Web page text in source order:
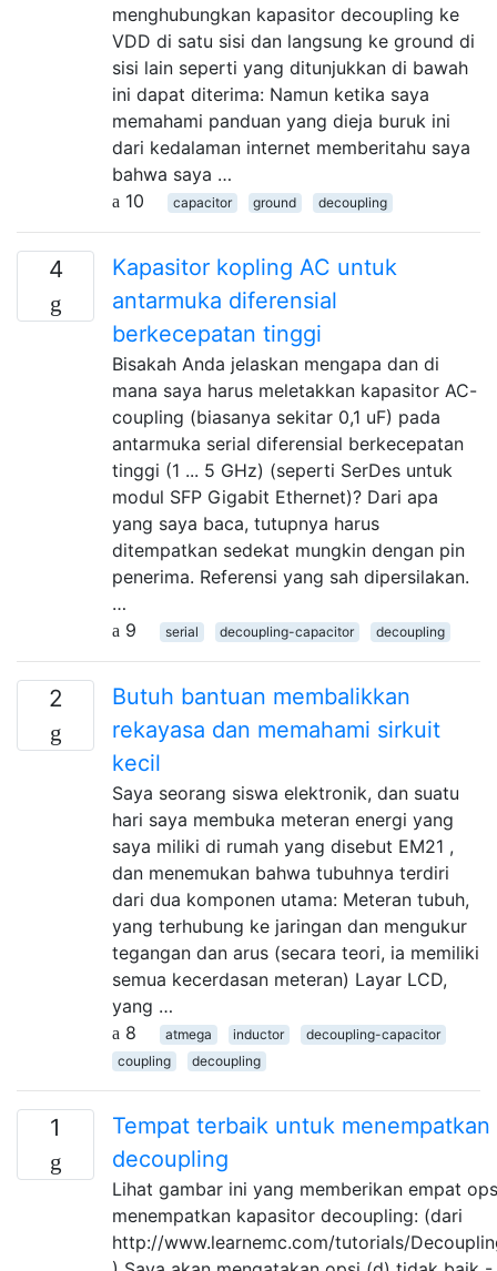
menghubungkan kapasitor decoupling ke
VDD di satu sisi dan langsung ke ground di
sisi lain seperti yang ditunjukkan di bawah
ini dapat diterima: Namun ketika saya
memahami panduan yang dieja buruk ini
dari kedalaman internet memberitahu saya
bahwa saya …
10
capacitor ground decoupling
4
Kapasitor kopling AC untuk
antarmuka diferensial
berkecepatan tinggi
Bisakah Anda jelaskan mengapa dan di
mana saya harus meletakkan kapasitor AC-
coupling (biasanya sekitar 0,1 uF) pada
antarmuka serial diferensial berkecepatan
tinggi (1 ... 5 GHz) (seperti SerDes untuk
modul SFP Gigabit Ethernet)? Dari apa
yang saya baca, tutupnya harus
ditempatkan sedekat mungkin dengan pin
penerima. Referensi yang sah dipersilakan.
…
9
serial decoupling-capacitor decoupling
2
Butuh bantuan membalikkan
rekayasa dan memahami sirkuit
kecil
Saya seorang siswa elektronik, dan suatu
hari saya membuka meteran energi yang
saya miliki di rumah yang disebut EM21 ,
dan menemukan bahwa tubuhnya terdiri
dari dua komponen utama: Meteran tubuh,
yang terhubung ke jaringan dan mengukur
tegangan dan arus (secara teori, ia memiliki
semua kecerdasan meteran) Layar LCD,
yang …
8
atmega inductor
decoupling-capacitor
coupling
decoupling
1
Tempat terbaik untuk
decoupling
Lihat gambar ini yang memberikan empat
menempatkan kapasitor decoupling: (dari
http://www.learnemc.com/tutorials/